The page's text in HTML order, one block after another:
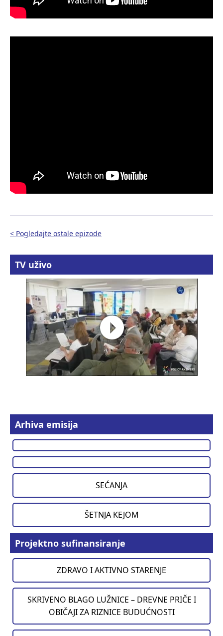
< Pogledajte ostale epizode
TV uživo
Arhiva emisija
SEĆANJA
ŠETNJA KEJOM
Projektno sufinansiranje
ZDRAVO I AKTIVNO STARENJE
SKRIVENO BLAGO LUŽNICE – DREVNE PRIČE I
OBIČAJI ZA RIZNICE BUDUĆNOSTI